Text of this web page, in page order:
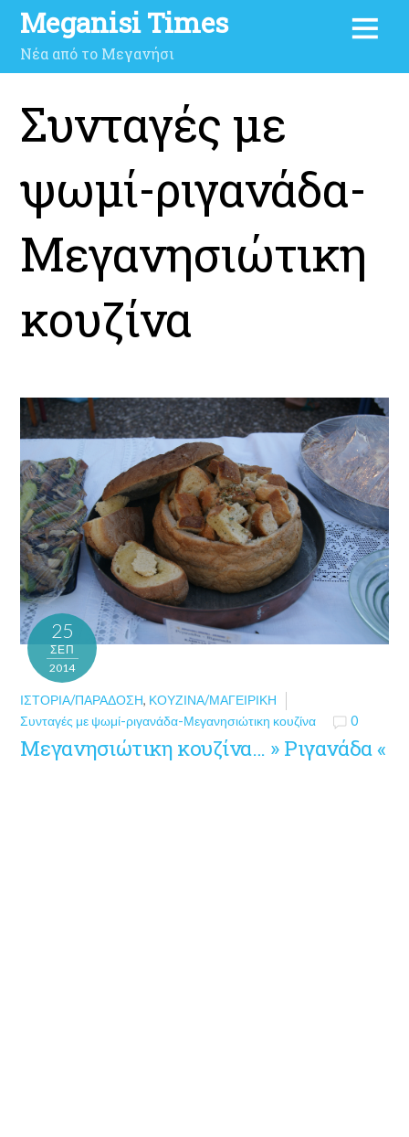
Meganisi Times
Νέα από το Μεγανήσι
Συνταγές με
ψωμί-ριγανάδα-
Μεγανησιώτικη
κουζίνα
25
ΣΕΠ
2014
ΙΣΤΟΡΊΑ/ΠΑΡΆΔΟΣΗ, ΚΟΥΖΊΝΑ/ΜΑΓΕΙΡΙΚΉ
Συνταγές με ψωμί-ριγανάδα-Μεγανησιώτικη κουζίνα
0
Μεγανησιώτικη κουζίνα… » Ριγανάδα «